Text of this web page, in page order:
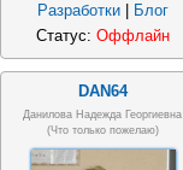
Разработки
Блог
Статус: Оффлайн
DAN64
Данилова Надежда Георгиевна
(что только пожелаю)